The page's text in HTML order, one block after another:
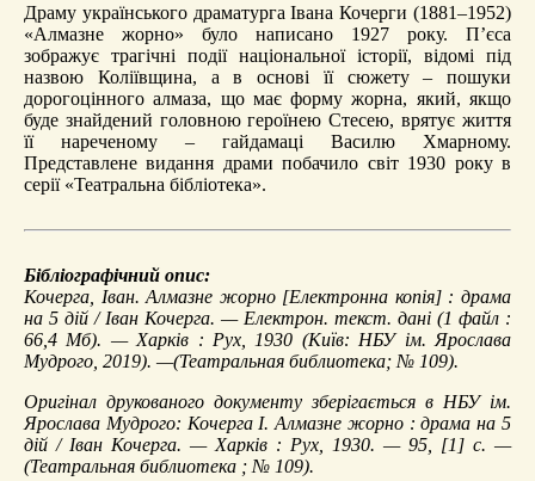
Драму українського драматурга Івана Кочерги (1881–1952)
«Алмазне жорно» було написано 1927 року. П’єса
зображує трагічні події національної історії, відомі під
назвою Коліївщина, а в основі її сюжету – пошуки
дорогоцінного алмаза, що має форму жорна, який, якщо
буде знайдений головною героїнею Стесею, врятує життя
її нареченому – гайдамаці Василю Хмарному.
Представлене видання драми побачило світ 1930 року в
серії «Театральна бібліотека».
Бібліографічний опис:
Кочерга, Іван.Алмазне жорно[Електронна копія] : драма
на 5 дій / Іван Кочерга. — Електрон. текст. дані (1 файл :
66,4 Мб). — Харків : Рух, 1930 (Київ: НБУ ім. Ярослава
Мудрого, 2019). —(Театральная библиотека; № 109).
Оригінал друкованого документу зберігається в НБУ ім.
Ярослава Мудрого: Кочерга І. Алмазне жорно : драма на 5
дій / Іван Кочерга. — Харків : Рух, 1930. — 95, [1] с. —
(Театральная библиотека ; № 109).